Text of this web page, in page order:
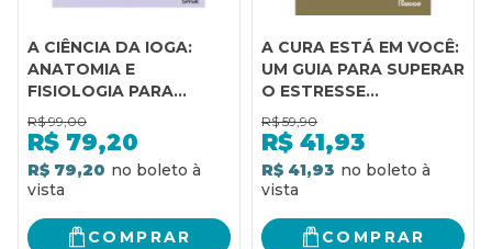
A CIÊNCIA DA IOGA:
ANATOMIA E
FISIOLOGIA PARA
APERFEIÇOAR A
PRÁTICA
R$ 99,00
R$ 79,20
R$ 79,20
COMPRAR
A CURA ESTÁ EM VOCÊ:
UM GUIA PARA SUPERAR
O ESTRESSE
EMOCIONAL E
ENCONTRAR A
LIBERDADE
R$ 59,90
R$ 41,93
R$ 41,93
COMPRAR